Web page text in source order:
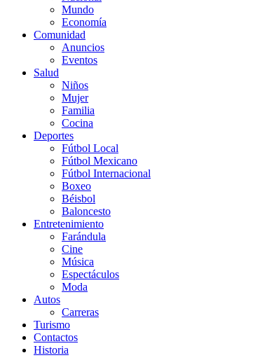
Mundo
Economía
Comunidad
Anuncios
Eventos
Salud
Niños
Mujer
Familia
Cocina
Deportes
Fútbol Local
Fútbol Mexicano
Fútbol Internacional
Boxeo
Béisbol
Baloncesto
Entretenimiento
Farándula
Cine
Música
Espectáculos
Moda
Autos
Carreras
Turismo
Contactos
Historia